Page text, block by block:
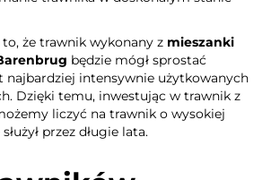
że trawnik wykonany z mieszanki
będzie mógł sprostać
intensywnie użytkowanych
Dzięki temu, inwestując w trawnik z
liczyć na trawnik o wysokiej
przez długie lata.